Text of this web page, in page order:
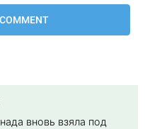
вновь взяла под